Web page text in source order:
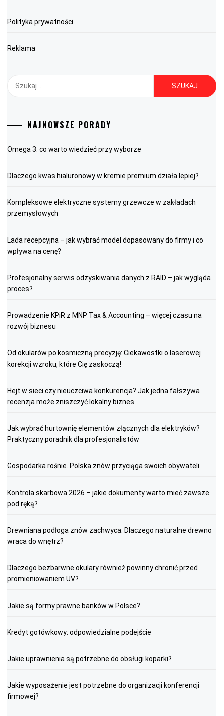
Polityka prywatności
Reklama
NAJNOWSZE PORADY
Omega 3: co warto wiedzieć przy wyborze
Dlaczego kwas hialuronowy w kremie premium działa lepiej?
Kompleksowe elektryczne systemy grzewcze w zakładach
przemysłowych
Lada recepcyjna – jak wybrać model dopasowany do firmy i co
wpływa na cenę?
Profesjonalny serwis odzyskiwania danych z RAID – jak wygląda
proces?
Prowadzenie KPiR z MNP Tax & Accounting – więcej czasu na
rozwój biznesu
Od okularów po kosmiczną precyzję: Ciekawostki o laserowej
korekcji wzroku, które Cię zaskoczą!
Hejt w sieci czy nieuczciwa konkurencja? Jak jedna fałszywa
recenzja może zniszczyć lokalny biznes
Jak wybrać hurtownię elementów złącznych dla elektryków?
Praktyczny poradnik dla profesjonalistów
Gospodarka rośnie. Polska znów przyciąga swoich obywateli
Kontrola skarbowa 2026 – jakie dokumenty warto mieć zawsze
pod ręką?
Drewniana podłoga znów zachwyca. Dlaczego naturalne drewno
wraca do wnętrz?
Dlaczego bezbarwne okulary również powinny chronić przed
promieniowaniem UV?
Jakie są formy prawne banków w Polsce?
Kredyt gotówkowy: odpowiedzialne podejście
Jakie uprawnienia są potrzebne do obsługi koparki?
Jakie wyposażenie jest potrzebne do organizacji konferencji
firmowej?